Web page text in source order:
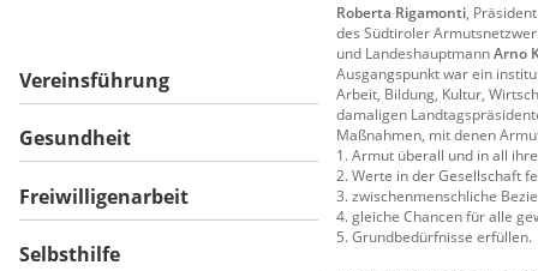
Vereinsführung
Gesundheit
Freiwilligenarbeit
Selbsthilfe
Roberta Rigamonti,
des Südtiroler
und LandeshauptmannArno
Ausgangspunkt war ein
Arbeit, Bildung, Kultur,
damaligen
Maßnahmen, mit denen
1. Armut überall und in all
2. Werte in der Gesellschaft
3. zwischenmenschliche
4. gleiche Chancen für alle
5. Grundbedürfnisse erfüllen.